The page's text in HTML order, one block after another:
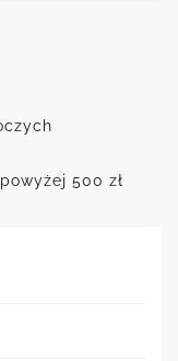
500 zł